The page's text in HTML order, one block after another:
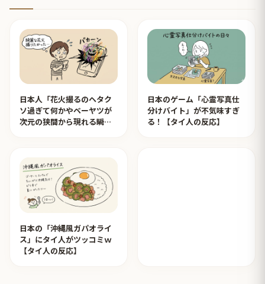
日本人「花火撮るのヘタク
ソ過ぎて何かやベーヤツが
次元の狭間から現れる瞬間
日本のゲーム「心霊写真仕
分けバイト」が不気味すぎ
る！【タイ人の反応】
日本の「沖縄風ガパオライ
ス」にタイ人がツッコミｗ
【タイ人の反応】